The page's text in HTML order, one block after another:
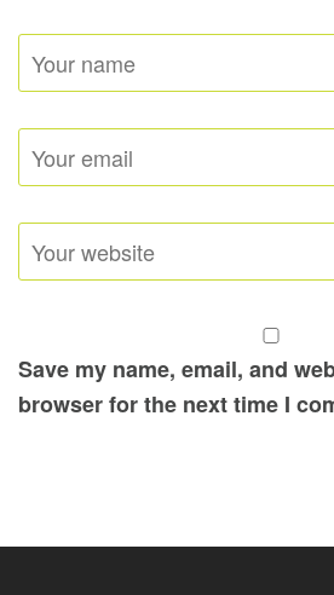
Save my name, email, and
browser for the next time I